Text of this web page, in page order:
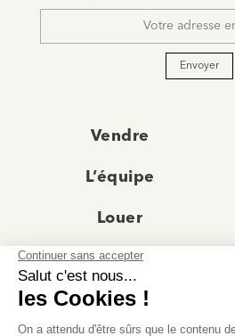
mail
Envoyer
Vendre
L’équipe
Louer
Actualités
Recrutement